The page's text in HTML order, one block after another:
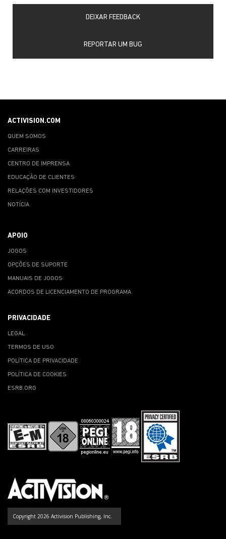
DEIXAR FEEDBACK
REPORTAR UM BUG
ACTIVISION.COM
QUEM SOMOS
CARREIRAS
CENTRO DE IMPRENSA
EDUCAÇÃO DE CLIENTES
RELAÇÕES COM INVESTIDORES
NOTÍCIA
APOIO
JOGOS
OPÇÕES DE SUPORTE
MANUAIS DE JOGOS
ACORDOS DE LICENCIAMENTO DE PROGRAMA
PRIVACIDADE
LEGAL
TERMOS DE USO
POLÍTICA DE PRIVACIDADE
POLÍTICA DE COOKIES
ESRB.ORG
Copyright 2026 Activision Publishing, Inc.